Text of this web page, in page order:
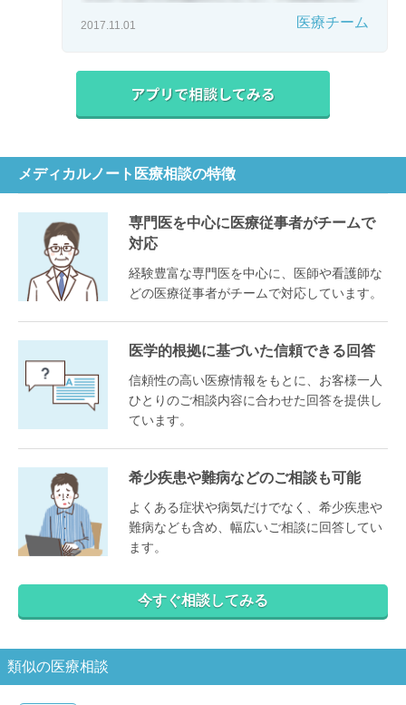
2017.11.01 医療チーム
メディカルノート医療相談の特徴
専門医を中心に医療従事者がチームで
対応
経験豊富な専門医を中心に、医師や看護師な
どの医療従事者がチームで対応しています。
医学的根拠に基づいた信頼できる回答
信頼性の高い医療情報をもとに、お客様一人
ひとりのご相談内容に合わせた回答を提供し
ています。
希少疾患や難病などのご相談も可能
よくある症状や病気だけでなく、希少疾患や
難病なども含め、幅広いご相談に回答してい
ます。
今すぐ相談してみる
類似の医療相談